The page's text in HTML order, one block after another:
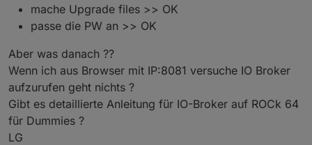
mache Upgrade files >> OK
passe die PW an >> OK
Aber was danach ??
Wenn ich aus Browser mit IP:8081 versuche IO Broker
aufzurufen geht nichts ?
Gibt es detaillierte Anleitung für IO-Broker auf ROCk 64
für Dummies ?
LG